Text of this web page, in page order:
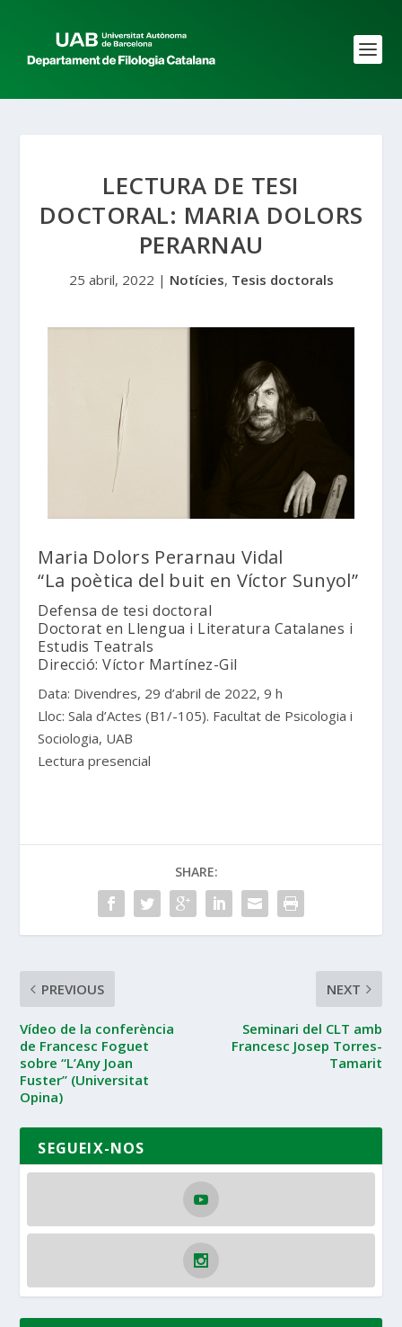
LECTURA DE TESI
DOCTORAL: MARIA DOLORS
PERARNAU
25 abril, 2022 | Notícies, Tesis doctorals
Maria Dolors Perarnau Vidal
“La poètica del buit en Víctor Sunyol”
Defensa de tesi doctoral
Doctorat en Llengua i Literatura Catalanes i
Estudis Teatrals
Direcció: Víctor Martínez-Gil
Data: Divendres, 29 d’abril de 2022, 9 h
Lloc: Sala d’Actes (B1/-105). Facultat de Psicologia i
Sociologia, UAB
Lectura presencial
SHARE:
PREVIOUS
Vídeo de la conferència
de Francesc Foguet
sobre “L’Any Joan
Fuster” (Universitat
Opina)
NEXT
Seminari del CLT amb
Francesc Josep Torres-
Tamarit
SEGUEIX-NOS